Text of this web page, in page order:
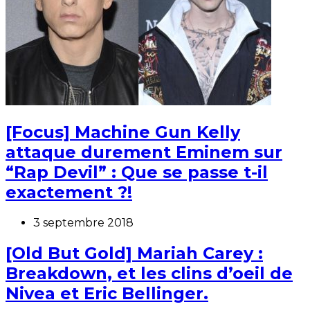
[Focus] Machine Gun Kelly
attaque durement Eminem sur
“Rap Devil” : Que se passe t-il
exactement ?!
3 septembre 2018
[Old But Gold] Mariah Carey :
Breakdown, et les clins d’oeil de
Nivea et Eric Bellinger.